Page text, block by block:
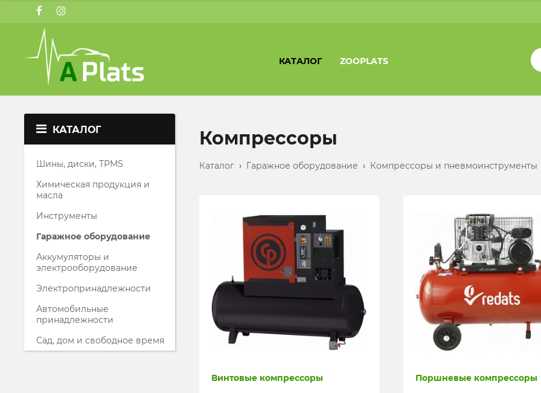
КАТАЛОГ ZOOPLATS
КАТАЛОГ
Шины, диски, TPMS
Химическая продукция и
масла
Инструменты
Гаражное оборудование
Аккумуляторы и
электрооборудование
Электропринадлежности
Автомобильные
принадлежности
Сад, дом и свободное время
Компрессоры
Каталог › Гаражное оборудование › Компрессоры и пневмоинструменты
Винтовые компрессоры Поршневые компрессоры